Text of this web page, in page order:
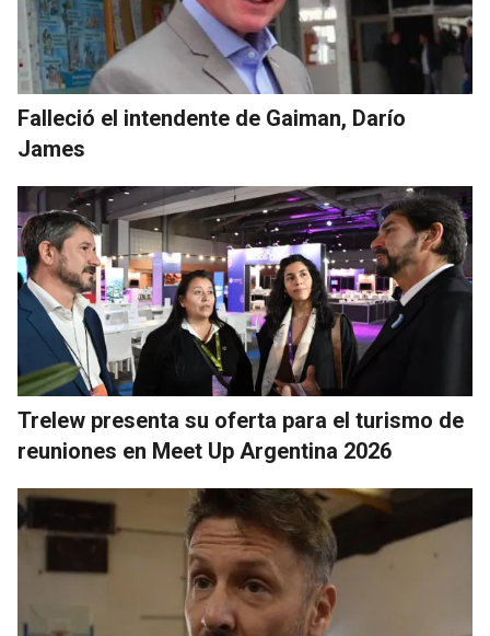
Falleció el intendente de Gaiman, Darío
James
Trelew presenta su oferta para el turismo de
reuniones en Meet Up Argentina 2026